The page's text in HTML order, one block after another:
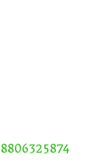
8806325874